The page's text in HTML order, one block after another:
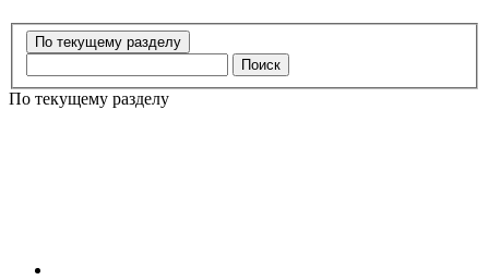
Поиск
По текущему разделу